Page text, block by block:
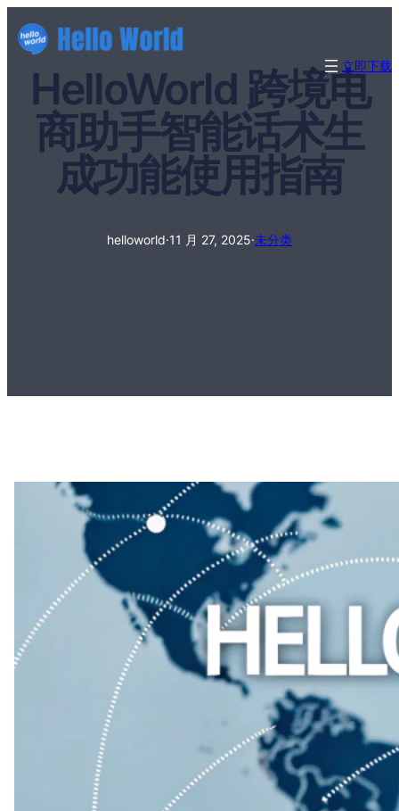
立即下载
HelloWorld 跨境电
商助手智能话术生
成功能使用指南
helloworld·11 月 27, 2025·未分类